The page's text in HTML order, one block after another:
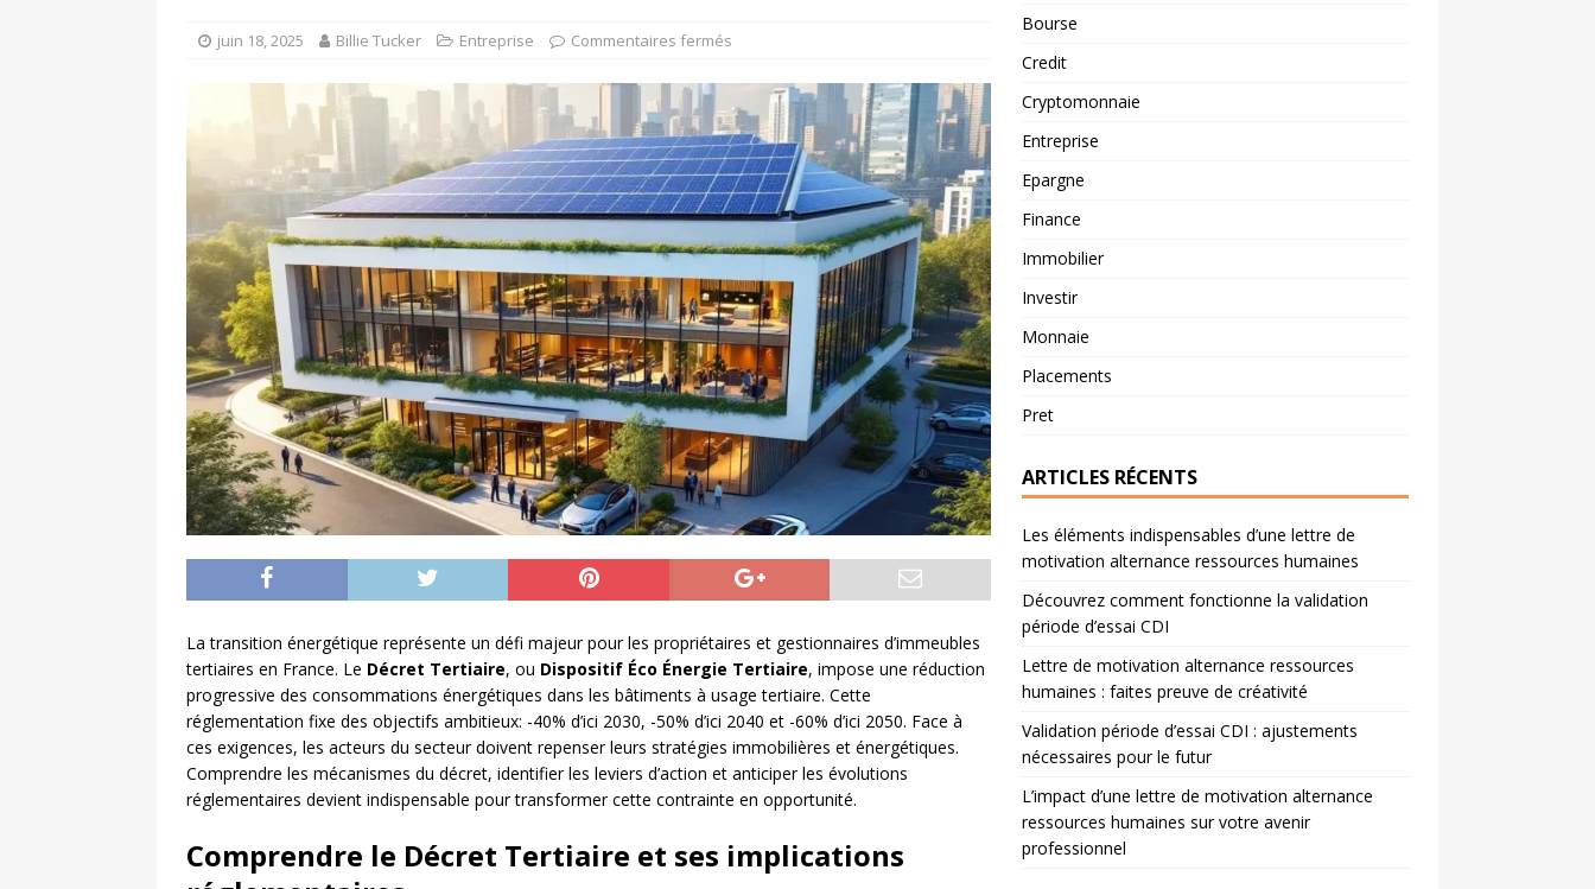
juin 18, 2025 Billie Tucker Entreprise Commentaires fermés
La transition énergétique représente un défi majeur pour les propriétaires et gestionnaires d’immeubles
tertiaires en France. Le Décret Tertiaire, ou Dispositif Éco Énergie Tertiaire, impose une réduction
progressive des consommations énergétiques dans les bâtiments à usage tertiaire. Cette
réglementation fixe des objectifs ambitieux: -40% d’ici 2030, -50% d’ici 2040 et -60% d’ici 2050. Face à
ces exigences, les acteurs du secteur doivent repenser leurs stratégies immobilières et énergétiques.
Comprendre les mécanismes du décret, identifier les leviers d’action et anticiper les évolutions
réglementaires devient indispensable pour transformer cette contrainte en opportunité.
Comprendre le Décret Tertiaire et ses implications
Bourse
Credit
Cryptomonnaie
Entreprise
Epargne
Finance
Immobilier
Investir
Monnaie
Placements
Pret
ARTICLES RÉCENTS
Les éléments indispensables d’une lettre de
motivation alternance ressources humaines
Découvrez comment fonctionne la validation
période d’essai CDI
Lettre de motivation alternance ressources
humaines : faites preuve de créativité
Validation période d’essai CDI : ajustements
nécessaires pour le futur
L’impact d’une lettre de motivation alternance
ressources humaines sur votre avenir
professionnel